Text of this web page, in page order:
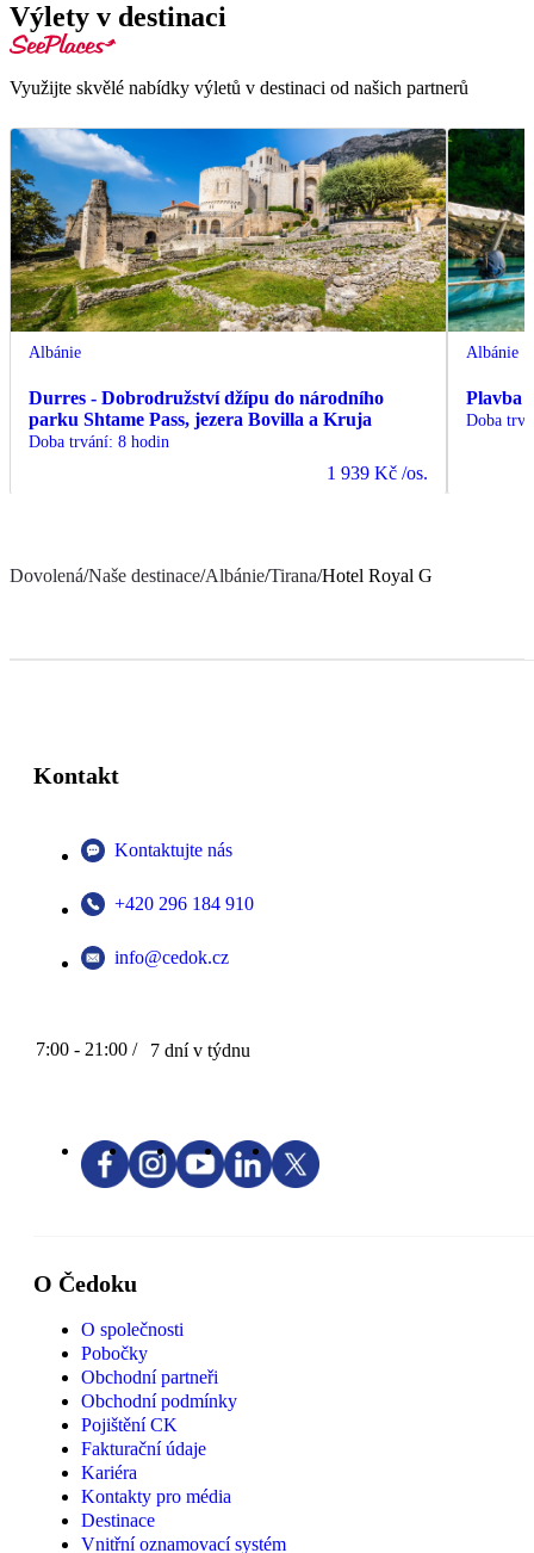
Výlety v destinaci
Využijte skvělé nabídky výletů v destinaci od našich partnerů
Albánie
Durres - Dobrodružství džípu do národního
parku Shtame Pass, jezera Bovilla a Kruja
Doba trvání: 8 hodin
1 939 Kč /os.
Albánie
Plavba
Doba
Dovolená/Naše destinace/Albánie/Tirana/Hotel Royal G
Kontakt
Kontaktujte nás
+420 296 184 910
info@cedok.cz
7:00 - 21:00 / 7 dní v týdnu
O Čedoku
O společnosti
Pobočky
Obchodní partneři
Obchodní podmínky
Pojištění CK
Fakturační údaje
Kariéra
Kontakty pro média
Destinace
Vnitřní oznamovací systém